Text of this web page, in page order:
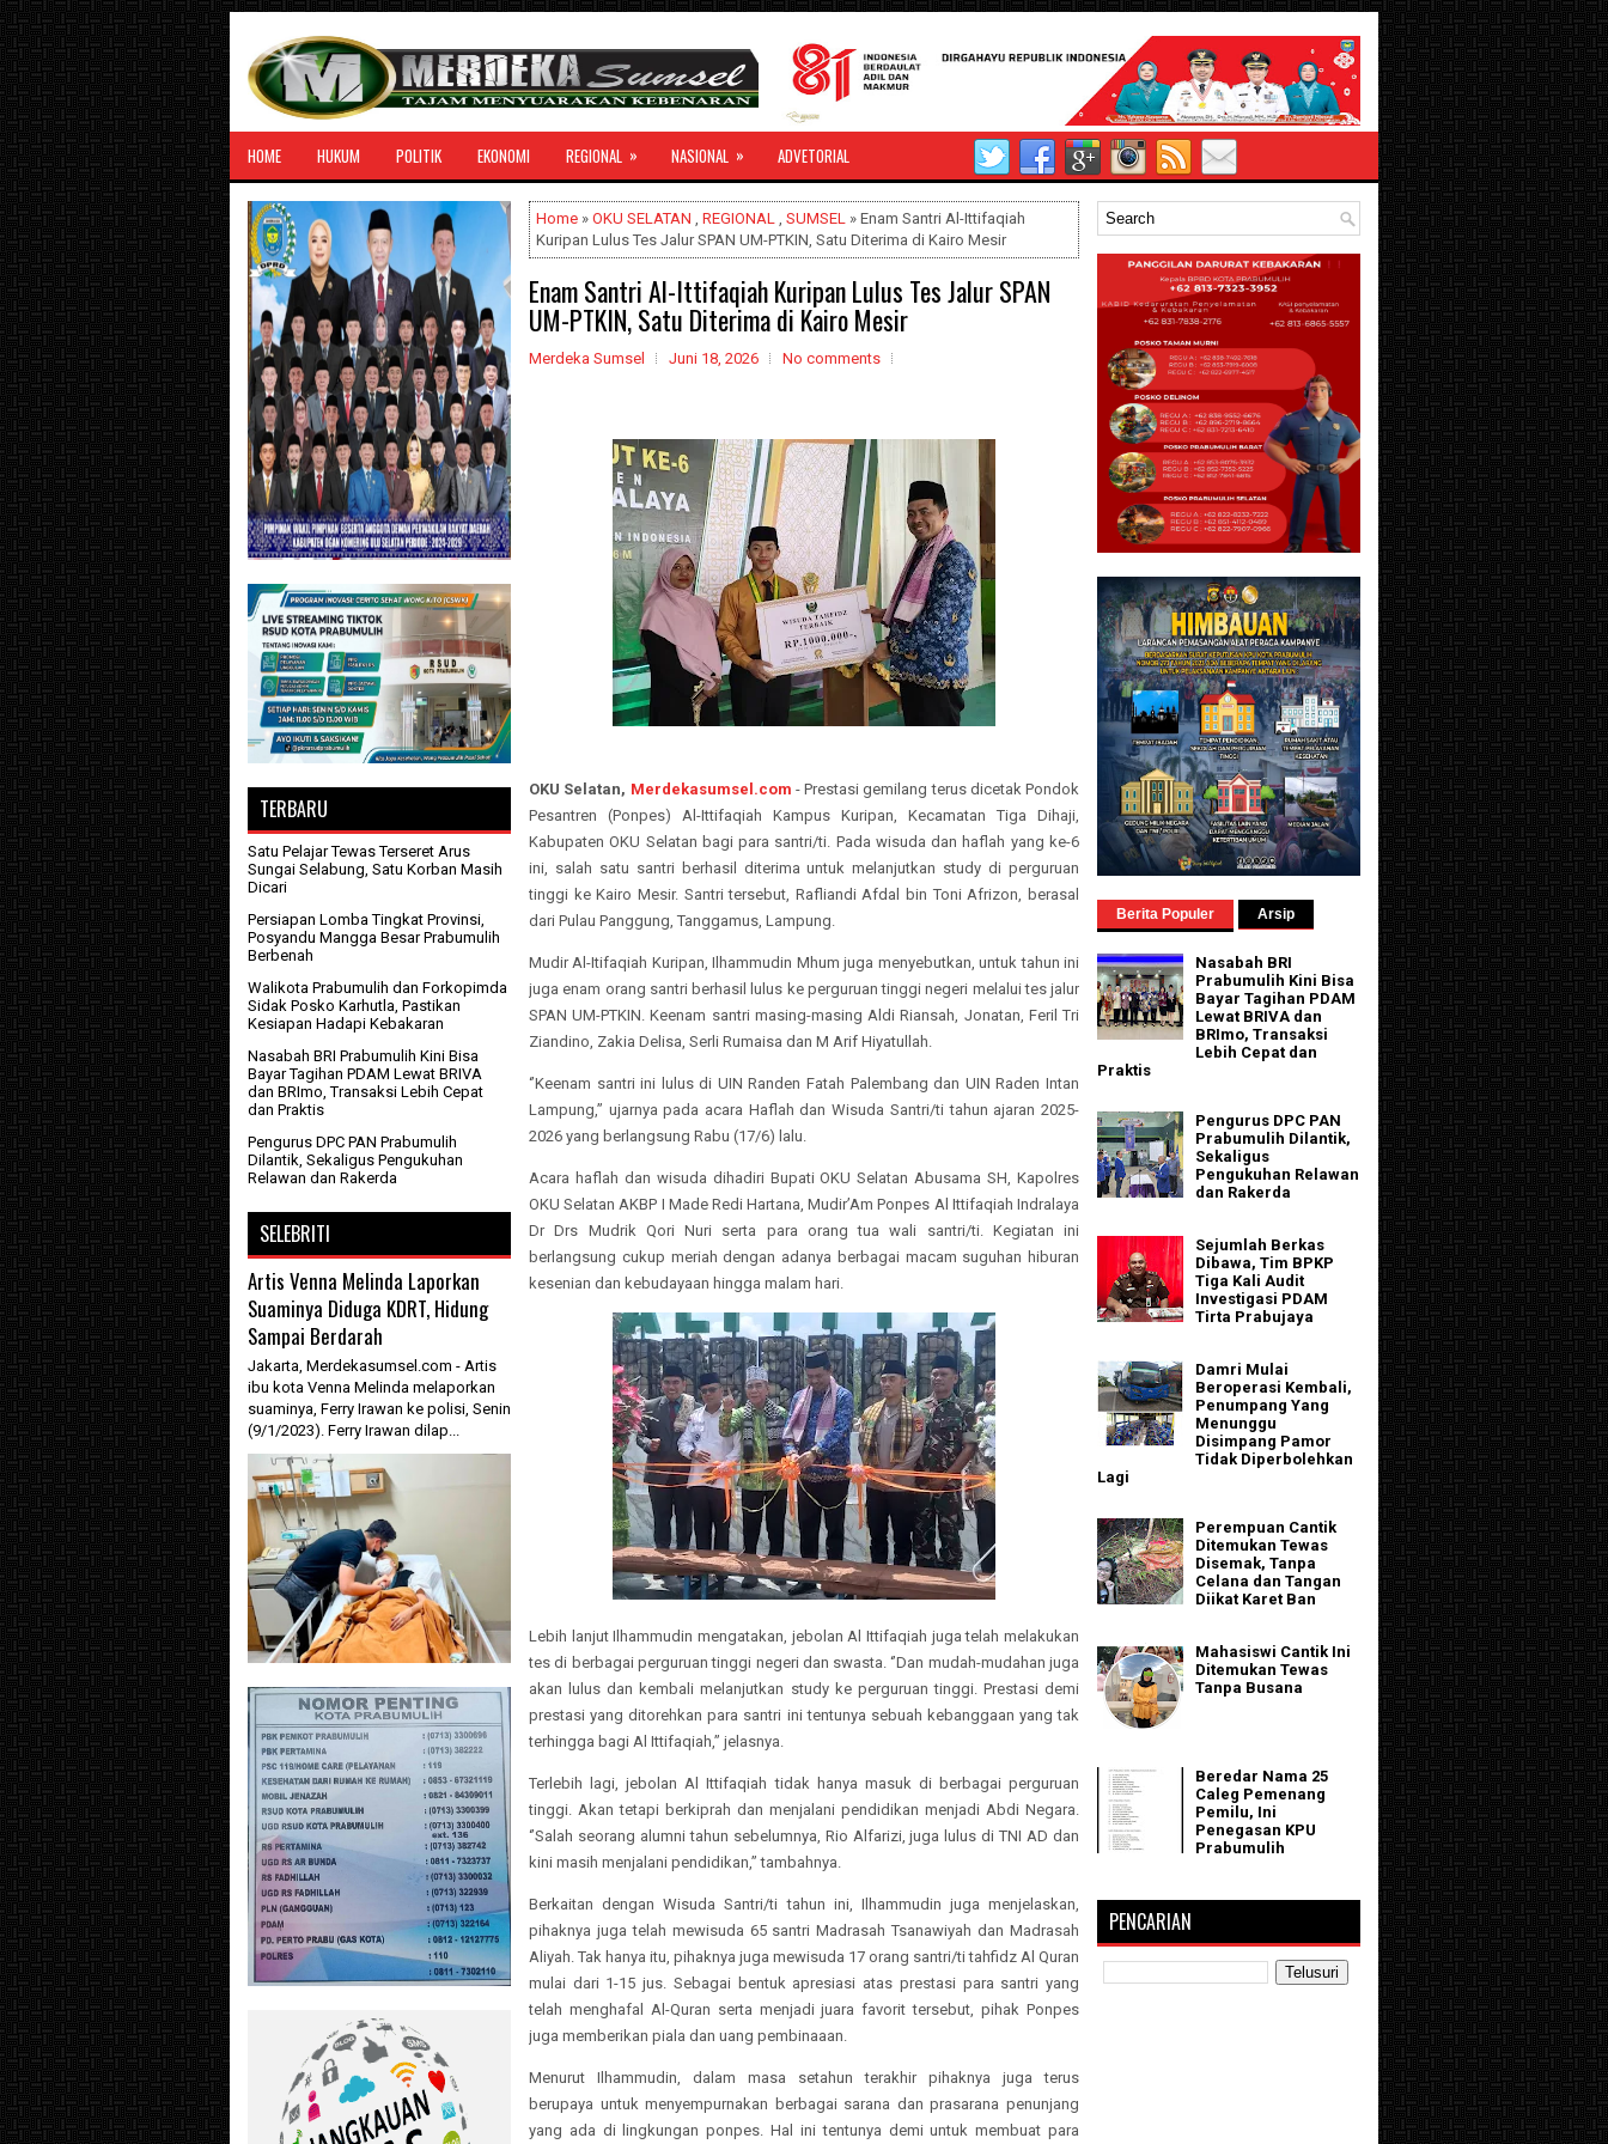
HOME HUKUM POLITIK EKONOMI REGIONAL » NASIONAL » ADVETORIAL
Home » OKU SELATAN , REGIONAL , SUMSEL » Enam Santri Al-Ittifaqiah
Kuripan Lulus Tes Jalur SPAN UM-PTKIN, Satu Diterima di Kairo Mesir
Enam Santri Al-Ittifaqiah Kuripan Lulus Tes Jalur SPAN
UM-PTKIN, Satu Diterima di Kairo Mesir
Merdeka Sumsel Juni 18, 2026 No comments
OKU Selatan, Merdekasumsel.com - Prestasi gemilang terus dicetak Pondok
Pesantren (Ponpes) Al-Ittifaqiah Kampus Kuripan, Kecamatan Tiga Dihaji,
Kabupaten OKU Selatan bagi para santri/ti. Pada wisuda dan haflah yang ke-6
ini, salah satu santri berhasil diterima untuk melanjutkan study di perguruan
tinggi ke Kairo Mesir. Santri tersebut, Rafliandi Afdal bin Toni Afrizon, berasal
dari Pulau Panggung, Tanggamus, Lampung.
Mudir Al-Itifaqiah Kuripan, Ilhammudin Mhum juga menyebutkan, untuk tahun ini
juga enam orang santri berhasil lulus ke perguruan tinggi negeri melalui tes jalur
SPAN UM-PTKIN. Keenam santri masing-masing Aldi Riansah, Jonatan, Feril Tri
Ziandino, Zakia Delisa, Serli Rumaisa dan M Arif Hiyatullah.
‘’Keenam santri ini lulus di UIN Randen Fatah Palembang dan UIN Raden Intan
Lampung,’’ ujarnya pada acara Haflah dan Wisuda Santri/ti tahun ajaran 2025-
2026 yang berlangsung Rabu (17/6) lalu.
Acara haflah dan wisuda dihadiri Bupati OKU Selatan Abusama SH, Kapolres
OKU Selatan AKBP I Made Redi Hartana, Mudir’Am Ponpes Al Ittifaqiah Indralaya
Dr Drs Mudrik Qori Nuri serta para orang tua wali santri/ti. Kegiatan ini
berlangsung cukup meriah dengan adanya berbagai macam suguhan hiburan
kesenian dan kebudayaan hingga malam hari.
Lebih lanjut Ilhammudin mengatakan, jebolan Al Ittifaqiah juga telah melakukan
tes di berbagai perguruan tinggi negeri dan swasta. ‘’Dan mudah-mudahan juga
akan lulus dan kembali melanjutkan study ke perguruan tinggi. Prestasi demi
prestasi yang ditorehkan para santri ini tentunya sebuah kebanggaan yang tak
terhingga bagi Al Ittifaqiah,’’ jelasnya.
Terlebih lagi, jebolan Al Ittifaqiah tidak hanya masuk di berbagai perguruan
tinggi. Akan tetapi berkiprah dan menjalani pendidikan menjadi Abdi Negara.
‘’Salah seorang alumni tahun sebelumnya, Rio Alfarizi, juga lulus di TNI AD dan
kini masih menjalani pendidikan,’’ tambahnya.
Berkaitan dengan Wisuda Santri/ti tahun ini, Ilhammudin juga menjelaskan,
pihaknya juga telah mewisuda 65 santri Madrasah Tsanawiyah dan Madrasah
Aliyah. Tak hanya itu, pihaknya juga mewisuda 17 orang santri/ti tahfidz Al Quran
mulai dari 1-15 jus. Sebagai bentuk apresiasi atas prestasi para santri yang
telah menghafal Al-Quran serta menjadi juara favorit tersebut, pihak Ponpes
juga memberikan piala dan uang pembinaaan.
Menurut Ilhammudin, dalam masa setahun terakhir pihaknya juga terus
berupaya untuk menyempurnakan berbagai sarana dan prasarana penunjang
yang ada di lingkungan ponpes. Hal ini tentunya demi untuk membuat para
TERBARU
Satu Pelajar Tewas Terseret Arus
Sungai Selabung, Satu Korban Masih
Dicari
Persiapan Lomba Tingkat Provinsi,
Posyandu Mangga Besar Prabumulih
Berbenah
Walikota Prabumulih dan Forkopimda
Sidak Posko Karhutla, Pastikan
Kesiapan Hadapi Kebakaran
Nasabah BRI Prabumulih Kini Bisa
Bayar Tagihan PDAM Lewat BRIVA
dan BRImo, Transaksi Lebih Cepat
dan Praktis
Pengurus DPC PAN Prabumulih
Dilantik, Sekaligus Pengukuhan
Relawan dan Rakerda
SELEBRITI
Artis Venna Melinda Laporkan
Suaminya Diduga KDRT, Hidung
Sampai Berdarah
Jakarta, Merdekasumsel.com - Artis
ibu kota Venna Melinda melaporkan
suaminya, Ferry Irawan ke polisi, Senin
(9/1/2023). Ferry Irawan dilap...
Berita Populer Arsip
Nasabah BRI
Prabumulih Kini Bisa
Bayar Tagihan PDAM
Lewat BRIVA dan
BRImo, Transaksi
Lebih Cepat dan
Praktis
Pengurus DPC PAN
Prabumulih Dilantik,
Sekaligus
Pengukuhan Relawan
dan Rakerda
Sejumlah Berkas
Dibawa, Tim BPKP
Tiga Kali Audit
Investigasi PDAM
Tirta Prabujaya
Damri Mulai
Beroperasi Kembali,
Penumpang Yang
Menunggu
Disimpang Pamor
Tidak Diperbolehkan
Lagi
Perempuan Cantik
Ditemukan Tewas
Disemak, Tanpa
Celana dan Tangan
Diikat Karet Ban
Mahasiswi Cantik Ini
Ditemukan Tewas
Tanpa Busana
Beredar Nama 25
Caleg Pemenang
Pemilu, Ini
Penegasan KPU
Prabumulih
PENCARIAN